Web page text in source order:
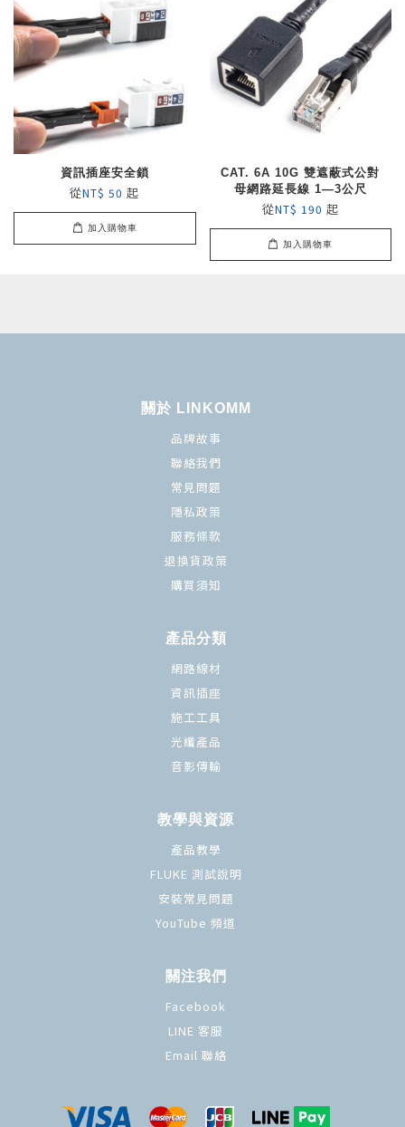
資訊插座安全鎖
從NT$ 50起
加入購物車
CAT. 6A 10G 雙遮蔽式公對
母網路延長線 1—3公尺
從NT$ 190 起
加入購物車
關於 LINKOMM
品牌故事
聯絡我們
常見問題
隱私政策
服務條款
退換貨政策
購買須知
產品分類
網路線材
資訊插座
施工工具
光纖產品
音影傳輸
教學與資源
產品教學
FLUKE 測試說明
安裝常見問題
YouTube 頻道
關注我們
Facebook
LINE 客服
Email 聯絡